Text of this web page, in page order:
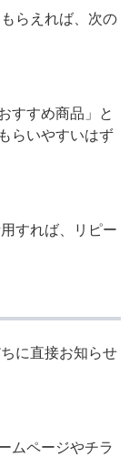
らえれば、次の
すすめ商品」と
らいやすいはず
すれば、リピー
に直接お知らせ
ムページやチラ